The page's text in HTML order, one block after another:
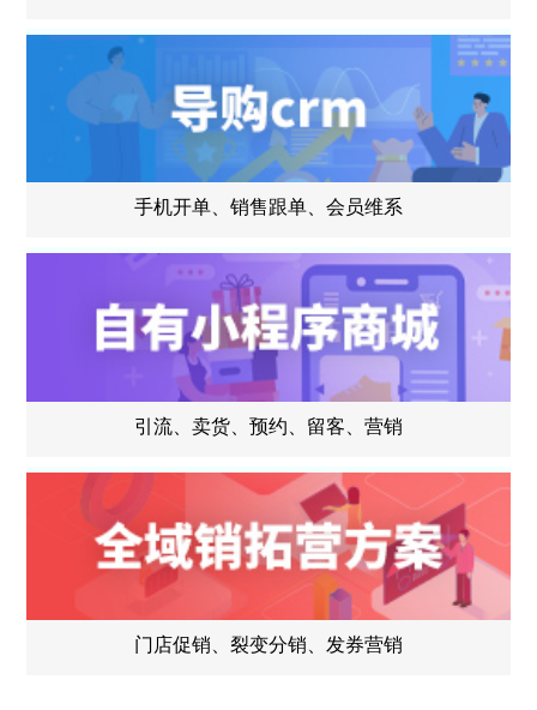
手机开单、销售跟单、会员维系
引流、卖货、预约、留客、营销
门店促销、裂变分销、发券营销